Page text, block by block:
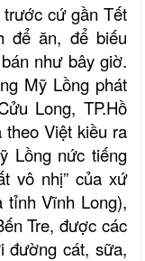
cứ gần Tết
để ăn, để biếu
như bây giờ.
Mỹ Lồng phát
Long, TP.Hồ
Việt kiều ra
Lồng nức tiếng
vô nhị” của xứ
tỉnh Vĩnh Long),
Tre, được các
đường cát, sữa,